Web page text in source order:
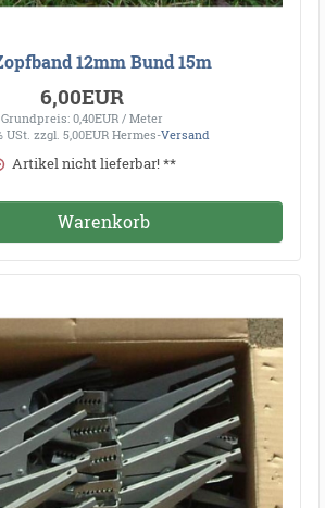
12mm Bund 15m
6,00EUR
Grundpreis: 0,40EUR / Meter
USt. zzgl. 5,00EUR Hermes-Versand
Artikel nicht lieferbar! **
Warenkorb